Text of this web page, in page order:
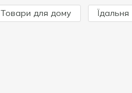
Товари для дому Їдальня